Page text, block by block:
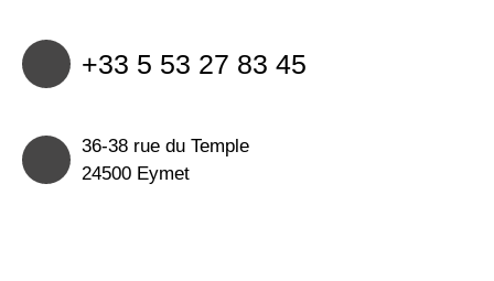
+33 5 53 27 83 45
36-38 rue du Temple
24500 Eymet